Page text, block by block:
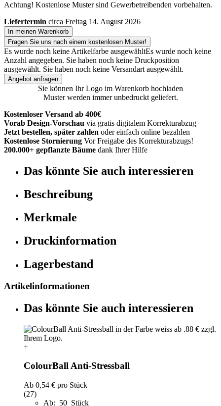
Achtung! Kostenlose Muster sind Gewerbetreibenden vorbehalten.
Liefertermin circa Freitag 14. August 2026
In meinen Warenkorb
Fragen Sie uns nach einem kostenlosen Muster!
Es wurde noch keine Artikelfarbe ausgewähltEs wurde noch keine
Anzahl angegeben. Sie haben noch keine Druckposition
ausgewählt. Sie haben noch keine Versandart ausgewählt.
Angebot anfragen
Sie können Ihr Logo im Warenkorb hochladen
Muster werden immer unbedruckt geliefert.
Kostenloser Versand ab 400€
Vorab Design-Vorschau via gratis digitalem Korrekturabzug
Jetzt bestellen, später zahlen oder einfach online bezahlen
Kostenlose Stornierung Vor Freigabe des Korrekturabzugs!
200.000+ gepflanzte Bäume dank Ihrer Hilfe
Das könnte Sie auch interessieren
Beschreibung
Merkmale
Druckinformation
Lagerbestand
Artikelinformationen
Das könnte Sie auch interessieren
+
ColourBall Anti-Stressball
Ab 0,54 € pro Stück
(27)
Ab: 50 Stück